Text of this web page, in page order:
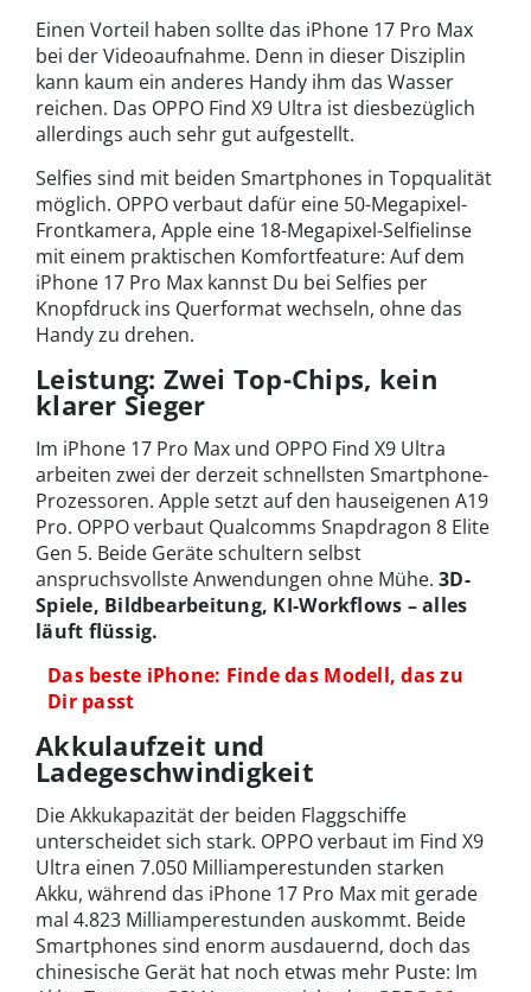
Einen Vorteil haben sollte das iPhone 17 Pro Max
bei der Videoaufnahme. Denn in dieser Disziplin
kann kaum ein anderes Handy ihm das Wasser
reichen. Das OPPO Find X9 Ultra ist diesbezüglich
allerdings auch sehr gut aufgestellt.
Selfies sind mit beiden Smartphones in Topqualität
möglich. OPPO verbaut dafür eine 50-Megapixel-
Frontkamera, Apple eine 18-Megapixel-Selfielinse
mit einem praktischen Komfortfeature: Auf dem
iPhone 17 Pro Max kannst Du bei Selfies per
Knopfdruck ins Querformat wechseln, ohne das
Handy zu drehen.
Leistung: Zwei Top-Chips, kein
klarer Sieger
Im iPhone 17 Pro Max und OPPO Find X9 Ultra
arbeiten zwei der derzeit schnellsten Smartphone-
Prozessoren. Apple setzt auf den hauseigenen A19
Pro. OPPO verbaut Qualcomms Snapdragon 8 Elite
Gen 5. Beide Geräte schultern selbst
anspruchsvollste Anwendungen ohne Mühe. 3D-
Spiele, Bildbearbeitung, KI-Workflows – alles
läuft flüssig.
Das beste iPhone: Finde das Modell, das zu
Dir passt
Akkulaufzeit und
Ladegeschwindigkeit
Die Akkukapazität der beiden Flaggschiffe
unterscheidet sich stark. OPPO verbaut im Find X9
Ultra einen 7.050 Milliamperestunden starken
Akku, während das iPhone 17 Pro Max mit gerade
mal 4.823 Milliamperestunden auskommt. Beide
Smartphones sind enorm ausdauernd, doch das
chinesische Gerät hat noch etwas mehr Puste: Im